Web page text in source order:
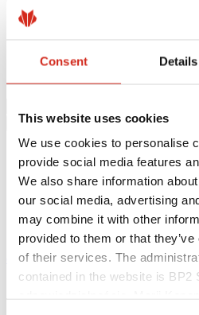
Consent Details
This website uses cookies
We use cookies to personalise
provide social media features
We also share information
our social media, advertising
may combine it with other
provided to them or that
of their services. The
contained in the website is BP2
Herunterladen
eProfil
Startseite